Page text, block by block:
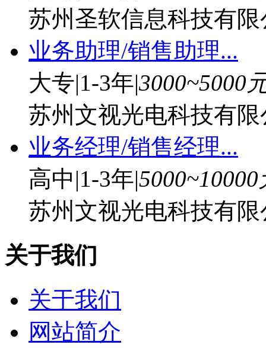
苏州圣软信息科技有限
业务助理/销售助理...
大专|1-3年|3000~5000
苏州文视光电科技有限
业务经理/销售经理...
高中|1-3年|
苏州文视光电科技有限
关于我们
关于我们
网站简介